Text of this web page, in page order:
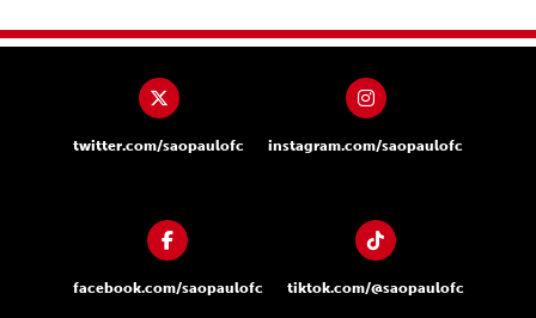
twitter.com/saopaulofc instagram.com/saopaulofc
facebook.com/saopaulofc tiktok.com/@saopaulofc